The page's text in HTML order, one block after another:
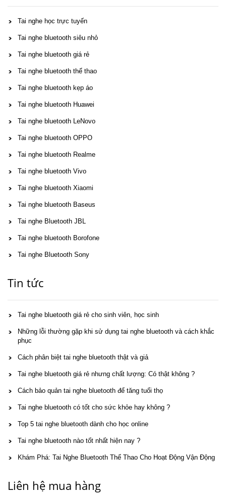
Tai nghe học trực tuyến
Tai nghe bluetooth siêu nhỏ
Tai nghe bluetooth giá rẻ
Tai nghe bluetooth thể thao
Tai nghe bluetooth kẹp áo
Tai nghe bluetooth Huawei
Tai nghe bluetooth LeNovo
Tai nghe bluetooth OPPO
Tai nghe bluetooth Realme
Tai nghe bluetooth Vivo
Tai nghe bluetooth Xiaomi
Tai nghe bluetooth Baseus
Tai nghe Bluetooth JBL
Tai nghe bluetooth Borofone
Tai nghe Bluetooth Sony
Tin tức
Tai nghe bluetooth giá rẻ cho sinh viên, học sinh
Những lỗi thường gặp khi sử dụng tai nghe bluetooth và cách khắc
phục
Cách phân biệt tai nghe bluetooth thật và giả
Tai nghe bluetooth giá rẻ nhưng chất lượng: Có thật không ?
Cách bảo quản tai nghe bluetooth để tăng tuổi thọ
Tai nghe bluetooth có tốt cho sức khỏe hay không ?
Top 5 tai nghe bluetooth dành cho học online
Tai nghe bluetooth nào tốt nhất hiện nay ?
Khám Phá: Tai Nghe Bluetooth Thể Thao Cho Hoạt Động Vận Động
Liên hệ mua hàng